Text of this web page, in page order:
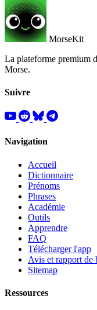
MorseKit
La plateforme premium
Morse.
Suivre
Navigation
Accueil
Dictionnaire
Prénoms
Phrases
Académie
Outils
Apprendre
FAQ
Télécharger l'app
Avis et rapport de
Sitemap
Ressources